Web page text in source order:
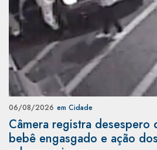
06/08/2026 em Cidade
Câmera registra desespero
bebê engasgado e ação